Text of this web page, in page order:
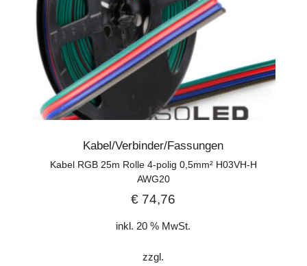
Kabel/Verbinder/Fassungen
Kabel RGB 25m Rolle 4-polig 0,5mm² H03VH-H
AWG20
€ 74,76
inkl. 20 % MwSt.
zzgl.